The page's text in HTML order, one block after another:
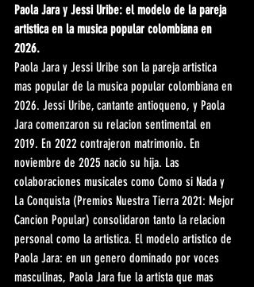
Paola Jara y Jessi Uribe: el modelo de la pareja
artistica en la musica popular colombiana en
2026.
Paola Jara y Jessi Uribe son la pareja artistica
mas popular de la musica popular colombiana en
2026. Jessi Uribe, cantante antioqueno, y Paola
Jara comenzaron su relacion sentimental en
2019. En 2022 contrajeron matrimonio. En
noviembre de 2025 nacio su hija. Las
colaboraciones musicales como Como si Nada y
La Conquista (Premios Nuestra Tierra 2021: Mejor
Cancion Popular) consolidaron tanto la relacion
personal como la artistica. El modelo artistico de
Paola Jara: en un genero dominado por voces
masculinas, Paola Jara fue la artista que mas